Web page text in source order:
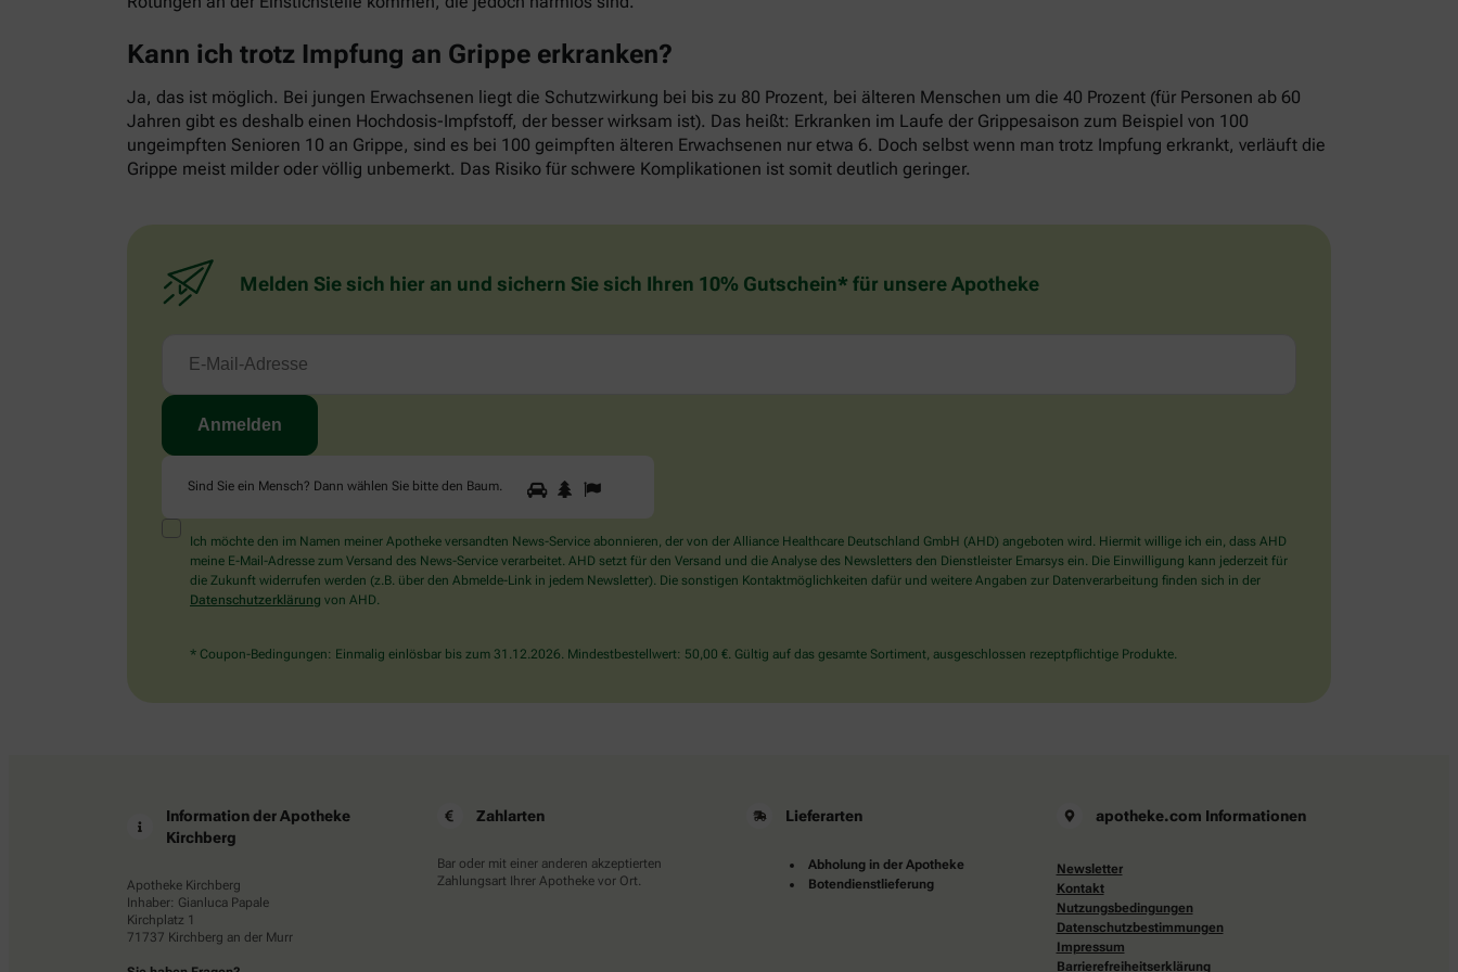
Kann ich trotz Impfung an Grippe erkranken?
Ja, das ist möglich. Bei jungen Erwachsenen liegt die Schutzwirkung bei bis zu 80 Prozent, bei älteren Menschen um die 40 Prozent (für Personen ab 60
Jahren gibt es deshalb einen Hochdosis-Impfstoff, der besser wirksam ist). Das heißt: Erkranken im Laufe der Grippesaison zum Beispiel von 100
ungeimpften Senioren 10 an Grippe, sind es bei 100 geimpften älteren Erwachsenen nur etwa 6. Doch selbst wenn man trotz Impfung erkrankt, verläuft die
Grippe meist milder oder völlig unbemerkt. Das Risiko für schwere Komplikationen ist somit deutlich geringer.
Melden Sie sich hier an und sichern Sie sich Ihren 10% Gutschein* für unsere Apotheke
Sind Sie ein Mensch? Dann wählen Sie bitte den Baum.
Sind
Sie
Mensch?
Dann
wählen
Baum.
1 2
Ich möchte den im Namen meiner Apotheke versandten News-Service abonnieren, der von der Alliance Healthcare Deutschland GmbH (AHD) angeboten wird. Hiermit willige ich ein, dass AHD
meine E-Mail-Adresse zum Versand des News-Service verarbeitet. AHD setzt für den Versand und die Analyse des Newsletters den Dienstleister Emarsys ein. Die Einwilligung kann jederzeit für
die Zukunft widerrufen werden (z.B. über den Abmelde-Link in jedem Newsletter). Die sonstigen Kontaktmöglichkeiten dafür und weitere Angaben zur Datenverarbeitung finden sich in der
Datenschutzerklärung von AHD.
* Coupon-Bedingungen: Einmalig einlösbar bis zum 31.12.2026. Mindestbestellwert: 50,00 €. Gültig auf das gesamte Sortiment, ausgeschlossen rezeptpflichtige Produkte.
Information der Apotheke
Kirchberg
Apotheke Kirchberg
Inhaber: Gianluca Papale
Kirchplatz 1
71737 Kirchberg an der Murr
Zahlarten
Bar oder mit einer anderen akzeptierten
Zahlungsart Ihrer Apotheke vor Ort.
Lieferarten
Abholung in der Apotheke
Botendienstlieferung
apotheke.com Informationen
Newsletter
Kontakt
Nutzungsbedingungen
Datenschutzbestimmungen
Impressum
Barrierefreiheitserklärung